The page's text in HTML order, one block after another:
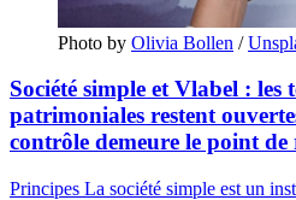
Photo by Olivia Bollen /
Société simple et Vlabel : les
patrimoniales restent
contrôle demeure le point
Principes La société simple est un